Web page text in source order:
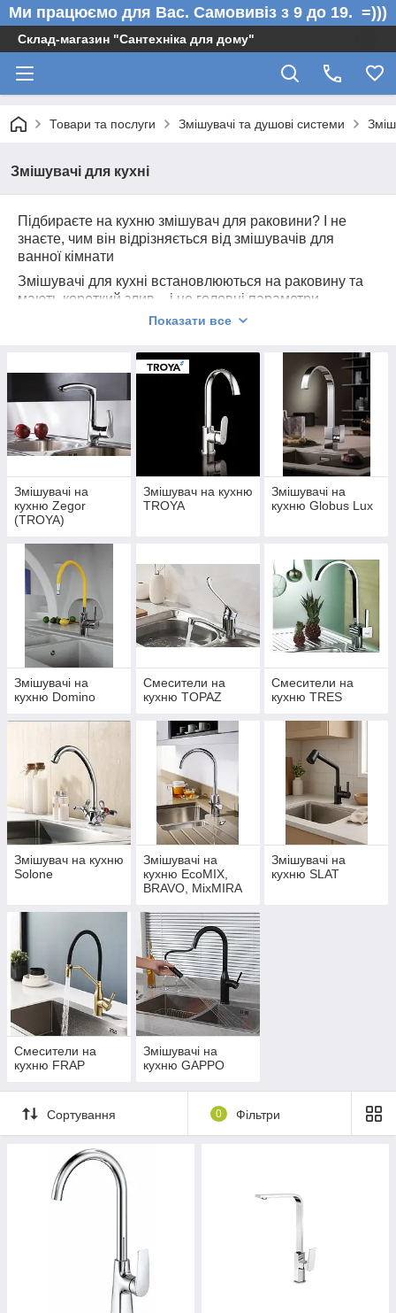
Ми працюємо для Вас. Самовивіз з 9 до 19. =)))
Склад-магазин "Сантехніка для дому"
Товари та послуги Змішувачі та душові системи
Змішувачі для кухні
Підбираєте на кухню змішувач для раковини? І не
знаєте, чим він відрізняється від змішувачів для
ванної кімнати
Змішувачі для кухні встановлюються на раковину та
мають короткий злив – і це головні параметри
кухонного крана для миття.
користуватися кухонним краном під час готування.
Тому при покупці змішувача на кухню необхідно
звертати увагу на його експлуатаційні властивості. Він
повинен працювати надійно та довго, щоб поміняти
його можна було лише при оновленні чи повній заміні
кухонної гарнітури.
Показати все
Змішувачі на
кухню Zegor
(TROYA)
Змішувач на кухню
TROYA
Змішувачі на
кухню Globus Lux
Змішувачі на
кухню Domino
Смесители на
кухню TOPAZ
Смесители на
кухню TRES
Змішувач на кухню
Solone
Змішувачі на
кухню EcoMIX,
BRAVO, MixMIRA
Змішувачі на
кухню SLAT
Смесители на
кухню FRAP
Змішувачі на
кухню GAPPO
Сортування 0 Фільтри